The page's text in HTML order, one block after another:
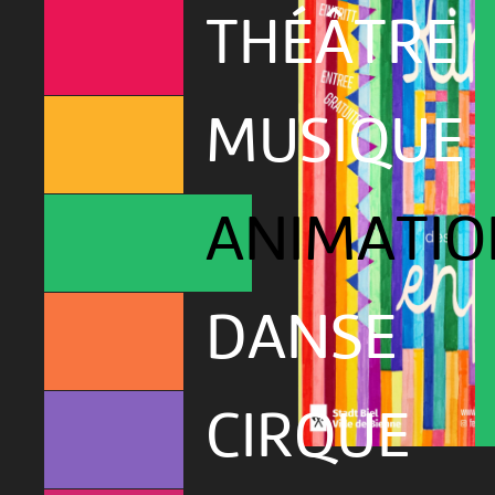
THÉÂTRE
MUSIQUE
DANSE
CIRQUE